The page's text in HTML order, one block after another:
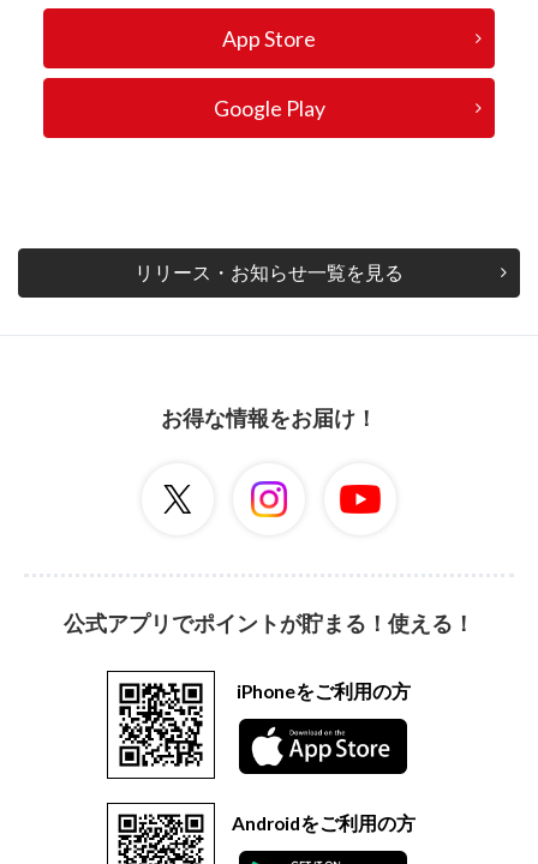
App Store
Google Play
リリース・お知らせ一覧を見る
お得な情報をお届け！
公式アプリでポイントが貯まる！使える！
iPhoneをご利用の方
Androidをご利用の方